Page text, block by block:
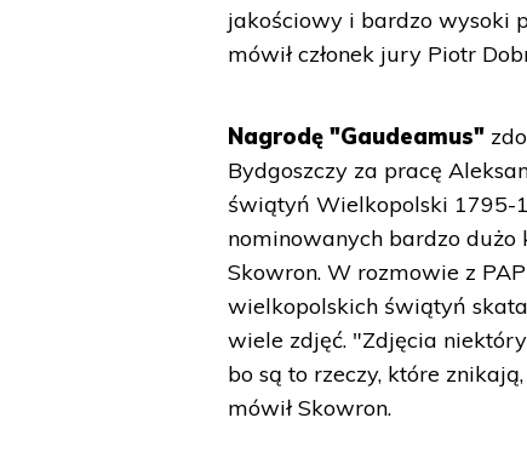
jakościowy i bardzo wysoki
mówił członek jury Piotr
Nagrodę "Gaudeamus"
Bydgoszczy za pracę
świątyń Wielkopolski 1795-
nominowanych bardzo
Skowron. W rozmowie z
wielkopolskich świątyń
wiele zdjęć. "Zdjęcia
bo są to rzeczy, które
mówił Skowron.